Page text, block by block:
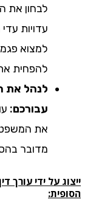
לבחון את
עדויות עדי
למצוא פגמים
להפחית את
לנהל את
עבורכם:עורך
את המשפט
מדובר בהסדר
על ידי עורך דין